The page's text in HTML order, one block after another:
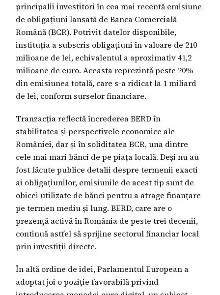
principalii investitori în cea mai recentă emisiune
de obligațiuni lansată de Banca Comercială
Română (BCR). Potrivit datelor disponibile,
instituția a subscris obligațiuni în valoare de 210
milioane de lei, echivalentul a aproximativ 41,2
milioane de euro. Aceasta reprezintă peste 20%
din emisiunea totală, care s-a ridicat la 1 miliard
de lei, conform surselor financiare.
Tranzacția reflectă încrederea BERD în
stabilitatea și perspectivele economice ale
României, dar și în soliditatea BCR, una dintre
cele mai mari bănci de pe piața locală. Deși nu au
fost făcute publice detalii despre termenii exacti
ai obligațiunilor, emisiunile de acest tip sunt de
obicei utilizate de bănci pentru a atrage finanțare
pe termen mediu și lung. BERD, care are o
prezență activă în România de peste trei decenii,
continuă astfel să sprijine sectorul financiar local
prin investiții directe.
În altă ordine de idei, Parlamentul European a
adoptat joi o poziție favorabilă privind